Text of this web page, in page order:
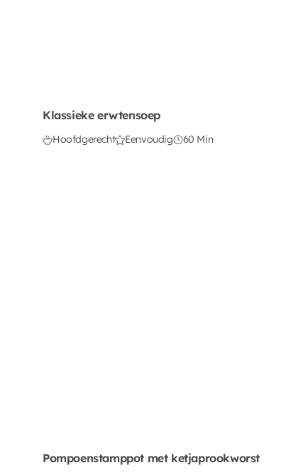
Klassieke erwtensoep
Hoofdgerecht Eenvoudig 60 Min
Pompoenstamppot met ketjaprookworst